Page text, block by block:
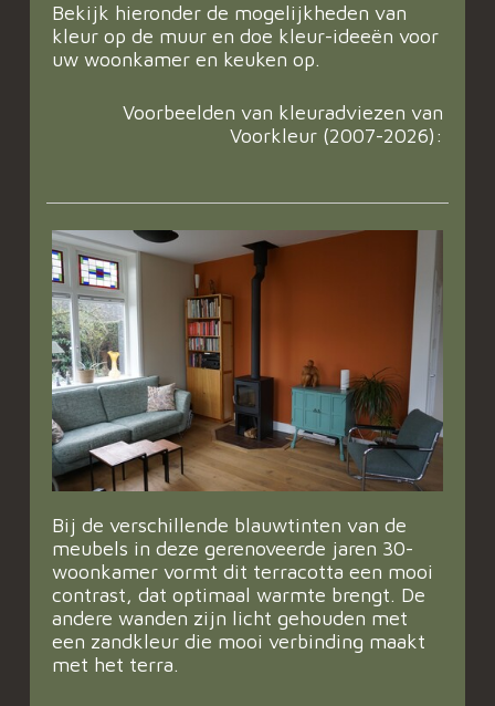
Bekijk hieronder de mogelijkheden van
kleur op de muur en doe kleur-ideeën voor
uw woonkamer en keuken op.
Voorbeelden van kleuradviezen van
Voorkleur (2007-2026):
Bij de verschillende blauwtinten van de
meubels in deze gerenoveerde jaren 30-
woonkamer vormt dit terracotta een mooi
contrast, dat optimaal warmte brengt. De
andere wanden zijn licht gehouden met
een zandkleur die mooi verbinding maakt
met het terra.